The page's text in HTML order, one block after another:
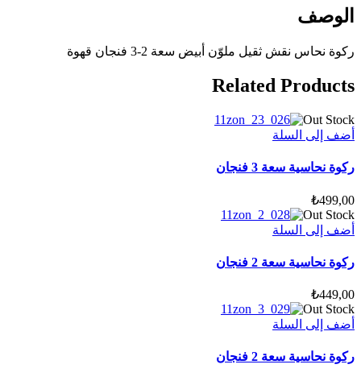
الوصف
ركوة نحاس نقش ثقيل ملوّن أبيض سعة 2-3 فنجان قهوة
Related Products
Out Stock
أضف إلى السلة
ركوة نحاسية سعة 3 فنجان
₺499,00
Out Stock
أضف إلى السلة
ركوة نحاسية سعة 2 فنجان
₺449,00
Out Stock
أضف إلى السلة
ركوة نحاسية سعة 2 فنجان